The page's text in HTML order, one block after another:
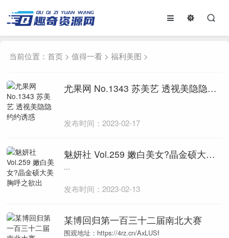
当前位置：首页 >值得一看 >福利美图 >
尤果网 No.1343 苏美艺 透视美隐隐约约诱惑
发布时间：2023-02-17
魅妍社 Vol.259 嫩白美女?晶金硕大美胸呼之欲出
...
发布时间：2023-02-13
某博回归第一百三十二届南北大赛
围观地址：https://4rz.cn/AxLUSf